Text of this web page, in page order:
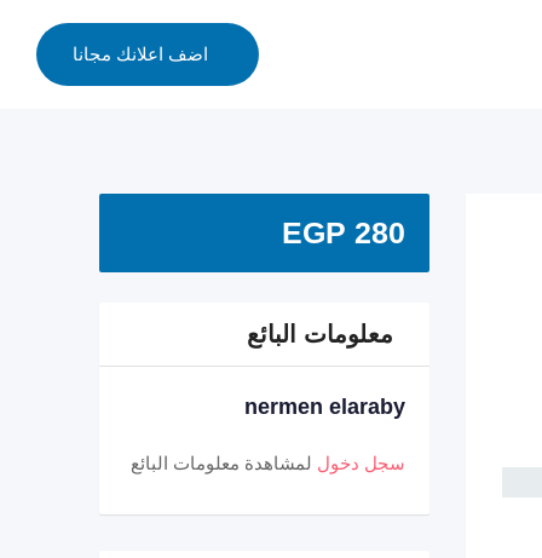
اضف اعلانك مجانا
EGP 280
معلومات البائع
nermen elaraby
سجل دخول لمشاهدة معلومات البائع